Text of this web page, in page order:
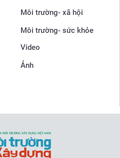
Môi trường- xã hội
Môi trường- sức khỏe
Video
Ảnh